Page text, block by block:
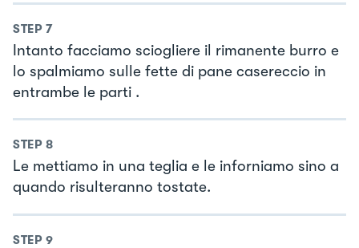
STEP 7
Intanto facciamo sciogliere il rimanente burro e
lo spalmiamo sulle fette di pane casereccio in
entrambe le parti .
STEP 8
Le mettiamo in una teglia e le inforniamo sino a
quando risulteranno tostate.
STEP 9